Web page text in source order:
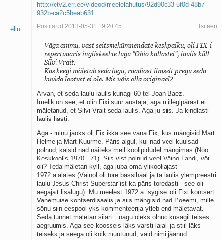
http://etv2.err.ee/videod/meelelahutus/92d90c33-5f0d-48b7-
932b-ca2c5beab631
ellu Postitatud 2013-05-31 19:20:45. Tsiteeri
Väga ammu, vast seitsmekümnendate keskpaiku, oli FIX-i
repertuaaris ingliskeelne lugu "Ohio kallastel", laulis küll
Silvi Vrait.
Kas keegi mäletab seda lugu, raadiost ilmselt pregu seda
kuulda lootust ei ole. Mis võis olla originaal?
Arvan, et seda laulu laulis kunagi 60-tel Joan Baez.
Imelik on see, et olin Fixi suur austaja, aga millegipärast ei
mäletanud, et Silvi Vrait seda laulis. Aga ju siis. Ja kindlasti
laulis hästi.
Aga - minu jaoks oli Fix ikka see vana Fix, kus mängisid Mart
Helme ja Mart Kuurme. Päris algul, kui nad veel kuulsad
polnud, käisid nad näiteks meil koolipidudel mängimas (Nöo
Keskkoolis 1970 - 71). Siis vist polnud veel Väino Landi, vöi
oli? Teda mäletan kyll, aga juba oma ylikooliajast
1972.a.alates (Väinol oli tore bassihääl ja ta laulis ylempreestri
laulu Jesus Christ Superstar`ist ka päris toredasti - see oli
aegajalt lisalugu). Mu meelest 1972.a. sygisel oli Fixi kontsert
Vanemuise kontserdisaalis ja siis mängisid nad Poeemi, mille
sönu siin eespool yks kommenteerija ytleb end mäletavat.
Seda tunnet mäletan siiani...nagu oleks olnud kusagil teises
aegruumis. Aga see koosseis läks varsti laiali ja stiil läks
teiseks ja seega oli köik muutunud, vaid nimi jäänud.